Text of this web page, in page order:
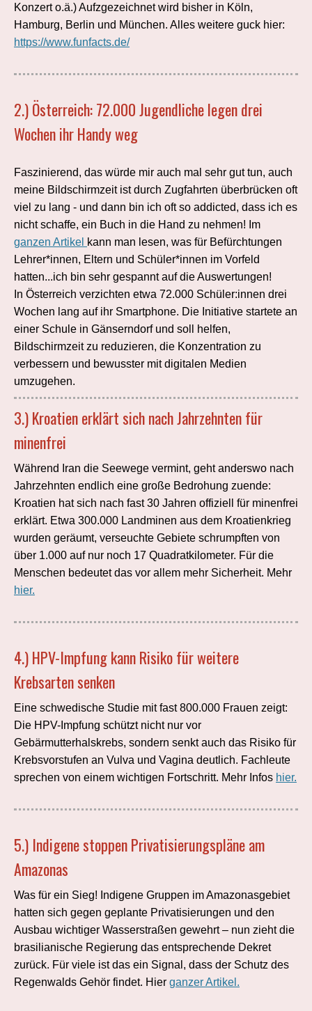
Konzert o.ä.) Aufzgezeichnet wird bisher in Köln,
Hamburg, Berlin und München. Alles weitere guck hier:
https://www.funfacts.de/
2.)Österreich: 72.000 Jugendliche legen drei
Wochen ihr Handy weg
Faszinierend, das würde mir auch mal sehr gut tun, auch
meine Bildschirmzeit ist durch Zugfahrten überbrücken oft
viel zu lang - und dann bin ich oft so addicted, dass ich es
nicht schaffe, ein Buch in die Hand zu nehmen! Im
ganzen Artikel kann man lesen, was für Befürchtungen
Lehrer*innen, Eltern und Schüler*innen im Vorfeld
hatten...ich bin sehr gespannt auf die Auswertungen!
In Österreich verzichten etwa 72.000 Schüler:innen drei
Wochen lang auf ihr Smartphone. Die Initiative startete an
einer Schule in Gänserndorf und soll helfen,
Bildschirmzeit zu reduzieren, die Konzentration zu
verbessern und bewusster mit digitalen Medien
umzugehen.
3.) Kroatien erklärt sich nach Jahrzehnten für
minenfrei
Während Iran die Seewege vermint, geht anderswo nach
Jahrzehnten endlich eine große Bedrohung zuende:
Kroatien hat sich nach fast 30 Jahren offiziell für minenfrei
erklärt. Etwa 300.000 Landminen aus dem Kroatienkrieg
wurden geräumt, verseuchte Gebiete schrumpften von
über 1.000 auf nur noch 17 Quadratkilometer. Für die
Menschen bedeutet das vor allem mehr Sicherheit. Mehr
hier.
4.) HPV-Impfung kann Risiko für weitere
Krebsarten senken
Eine schwedische Studie mit fast 800.000 Frauen zeigt:
Die HPV-Impfung schützt nicht nur vor
Gebärmutterhalskrebs, sondern senkt auch das Risiko für
Krebsvorstufen an Vulva und Vagina deutlich. Fachleute
sprechen von einem wichtigen Fortschritt. Mehr Infos hier.
5.) Indigene stoppen Privatisierungspläne am
Amazonas
Was für ein Sieg! Indigene Gruppen im Amazonasgebiet
hatten sich gegen geplante Privatisierungen und den
Ausbau wichtiger Wasserstraßen gewehrt – nun zieht die
brasilianische Regierung das entsprechende Dekret
zurück. Für viele ist das ein Signal, dass der Schutz des
Regenwalds Gehör findet. Hier ganzer Artikel.